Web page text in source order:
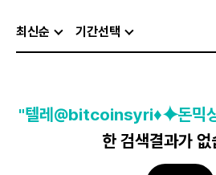
최신순 기간선택
"텔레@bitcoinsyri♦⯌돈믹
한 검색결과가 없